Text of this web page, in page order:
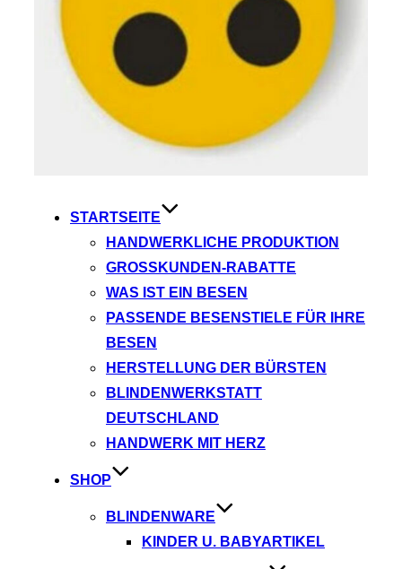
STARTSEITE
HANDWERKLICHE PRODUKTION
GROSSKUNDEN-RABATTE
WAS IST EIN BESEN
PASSENDE BESENSTIELE FÜR IHRE
BESEN
HERSTELLUNG DER BÜRSTEN
BLINDENWERKSTATT
DEUTSCHLAND
HANDWERK MIT HERZ
SHOP
BLINDENWARE
KINDER U. BABYARTIKEL